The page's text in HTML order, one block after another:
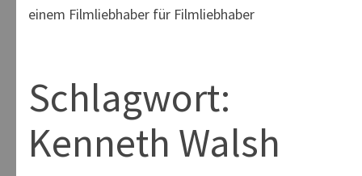
einem Filmliebhaber für Filmliebhaber
Schlagwort:
Kenneth Walsh